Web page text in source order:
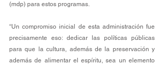
(mdp) para estos programas.
“Un compromiso inicial de esta administración fue
precisamente eso: dedicar las políticas públicas
para que la cultura, además de la preservación y
además de alimentar el espíritu, sea un elemento